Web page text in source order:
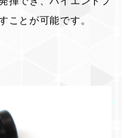
ことが可能です。